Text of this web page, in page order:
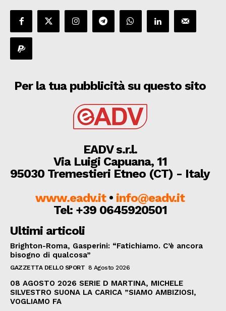
Per la tua pubblicità su questo sito
EADV s.r.l.
Via Luigi Capuana, 11
95030 Tremestieri Etneo (CT) - Italy
www.eadv.it• info@eadv.it
Tel: +39 0645920501
Ultimi articoli
Brighton-Roma, Gasperini: “Fatichiamo. C’è ancora
bisogno di qualcosa”
GAZZETTA DELLO SPORT 8 Agosto 2026
08 AGOSTO 2026 SERIE D MARTINA, MICHELE
SILVESTRO SUONA LA CARICA ”SIAMO AMBIZIOSI,
VOGLIAMO FA